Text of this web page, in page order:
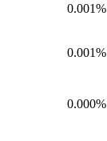
0.001%
0.001%
0.000%